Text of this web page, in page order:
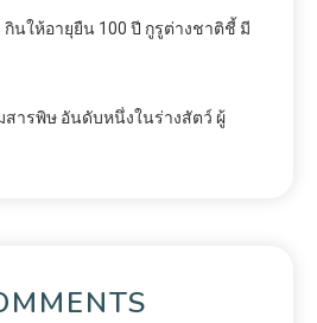
นให้อายุยืน 100 ปี กูรูต่างชาติชี้ มี
ารพิษ อันดับหนึ่งในร่างสัตว์ ผู้